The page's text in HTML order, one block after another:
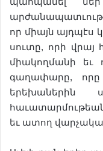
որ միայն այդպէս
սուտը, որի վրայ
միակողմանի եւ
գաղափարը, որը
երեխաներին
եւ ատող